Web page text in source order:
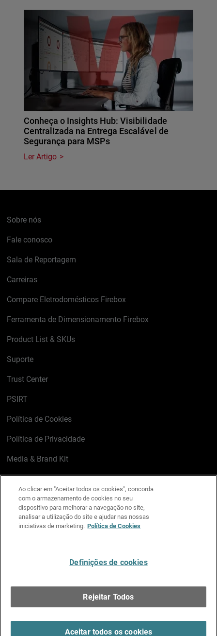
Conheça o Insights Hub: Visibilidade
Centralizada na Entrega Escalável de
Segurança para MSPs
Ler Artigo
Sobre nós
Fale conosco
Sala de Reportagem
Carreiras
Compare Eletrodomésticos Firebox
Ferramenta de Dimensionamento Firebox
Product List & SKUs
Suporte
Trust Center
PSIRT
Política de Cookies
Política de Privacidade
Media & Brand Kit
LinkedIn
X FacebookInstagram
YouTube
Ao clicar em "Aceitar todos os cookies", concorda
com o armazenamento de cookies no seu
dispositivo para melhorar a navegação no site,
analisar a utilização do site e ajudar nas nossas
iniciativas de marketing. Política de Cookies
Definições de cookies
Rejeitar Todos
Aceitar todos os cookies